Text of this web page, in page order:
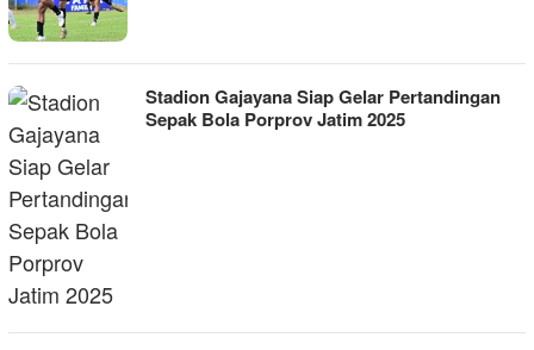
Stadion Gajayana Siap Gelar Pertandingan
Sepak Bola Porprov Jatim 2025